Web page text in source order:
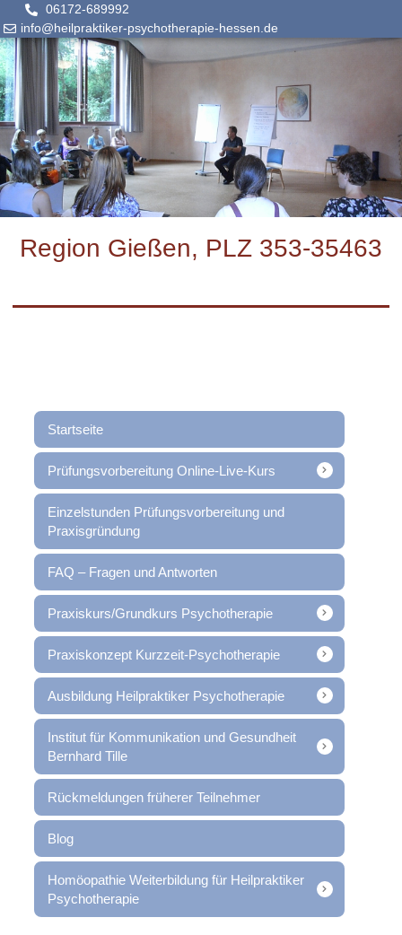
06172-689992
info@heilpraktiker-psychotherapie-hessen.de
Region Gießen, PLZ 353-35463
Startseite
Prüfungsvorbereitung Online-Live-Kurs
Einzelstunden Prüfungsvorbereitung und
Praxisgründung
FAQ – Fragen und Antworten
Praxiskurs/Grundkurs Psychotherapie
Praxiskonzept Kurzzeit-Psychotherapie
Ausbildung Heilpraktiker Psychotherapie
Institut für Kommunikation und Gesundheit
Bernhard Tille
Rückmeldungen früherer Teilnehmer
Blog
Homöopathie Weiterbildung für Heilpraktiker
Psychotherapie